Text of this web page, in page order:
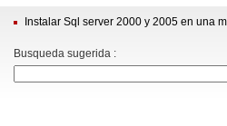
Instalar Sql server 2000 y 2005 en una
Busqueda sugerida :